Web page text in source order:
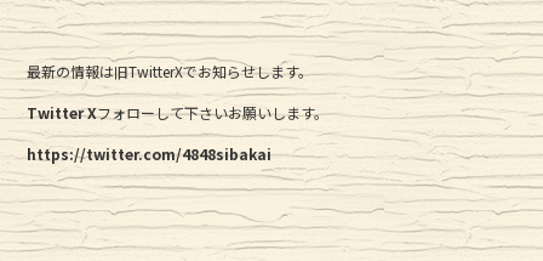
最新の情報は旧TwitterXでお知らせします。
TwitterXフォローして下さいお願いします。
https://twitter.com/4848sibakai